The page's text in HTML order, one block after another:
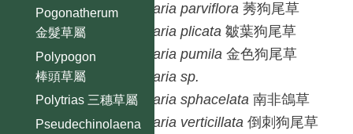
Pogonatherum
金髮草屬
Polypogon
棒頭草屬
Polytrias 三穗草屬
Pseudechinolaena
Setaria parviflora 莠狗尾草
Setaria plicata 皺葉狗尾草
Setaria pumila 金色狗尾草
Setaria sp.
Setaria sphacelata 南非鴿草
Setaria verticillata 倒刺狗尾草